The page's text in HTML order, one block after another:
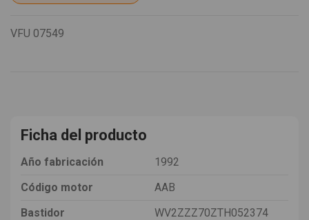
VFU 07549
Ficha del producto
Año fabricación
1992
Código motor
AAB
Bastidor
WV2ZZZ70ZTH052374